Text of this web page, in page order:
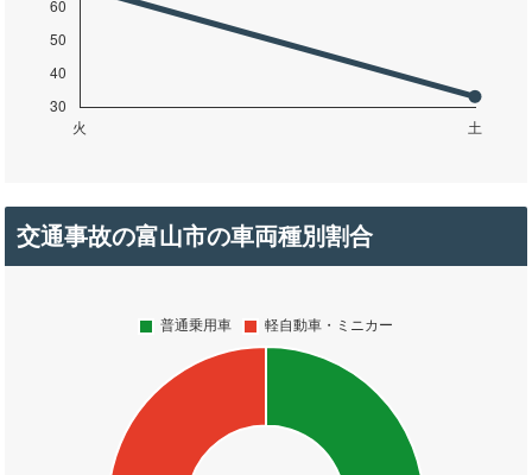
交通事故の富山市の車両種別割合